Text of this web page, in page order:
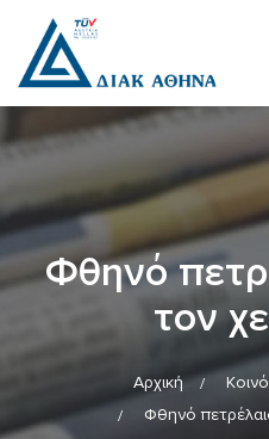
Φθηνό
τον
Αρχική
Φθηνό